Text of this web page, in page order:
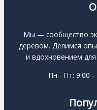
Мы — сообщество
деревом. Делимся
и вдохновением
Пн - Пт: 9:00